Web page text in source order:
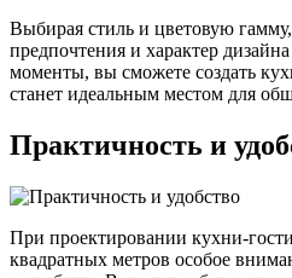
Выбирая стиль и цветовую
предпочтения и характер
моменты, вы сможете создать
станет идеальным местом для
Практичность и
При проектировании кухни-
квадратных метров особое